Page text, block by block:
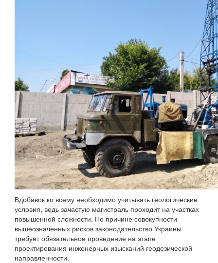
Вдобавок ко всему необходимо учитывать геологические
условия, ведь зачастую магистраль проходит на участках
повышенной сложности. По причине совокупности
вышеозначенных рисков законодательство Украины
требует обязательное проведение на этапе
проектирования инженерных изысканий геодезической
направленности.